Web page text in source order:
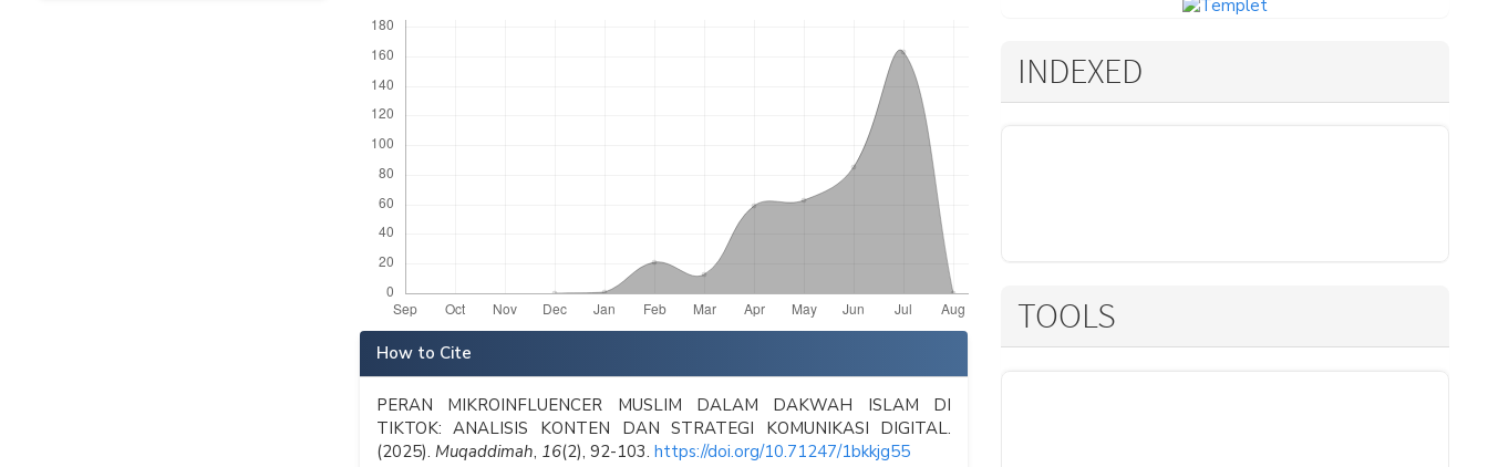
Article
Details
How to Cite
PERAN MIKROINFLUENCER MUSLIM DALAM DAKWAH ISLAM DI
TIKTOK: ANALISIS KONTEN DAN STRATEGI KOMUNIKASI DIGITAL.
(2025). Muqaddimah, 16(2), 92-103. https://doi.org/10.71247/1bkkjg55
INDEXED
TOOLS